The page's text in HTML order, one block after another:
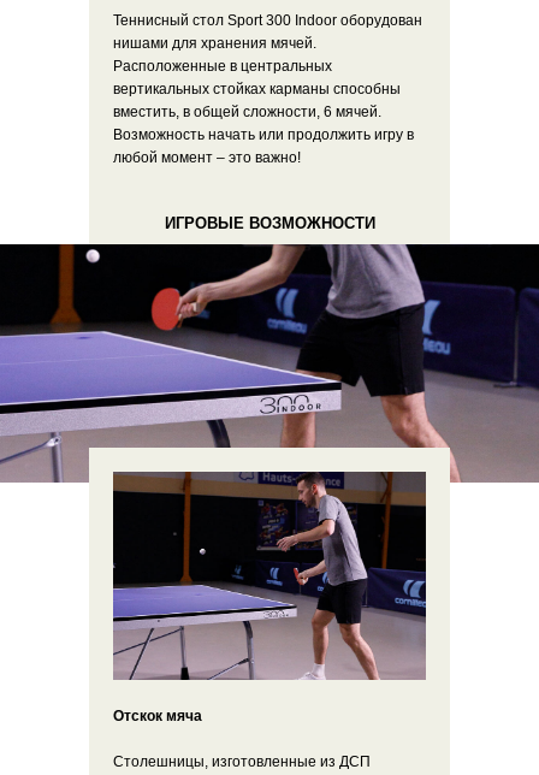
Теннисный стол Sport 300 Indoor оборудован
нишами для хранения мячей.
Расположенные в центральных
вертикальных стойках карманы способны
вместить, в общей сложности, 6 мячей.
Возможность начать или продолжить игру в
любой момент – это важно!
ИГРОВЫЕ ВОЗМОЖНОСТИ
Отскок мяча
Столешницы, изготовленные из ДСП